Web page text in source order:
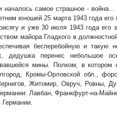
началось самое страшное -
юношей 25 марта 1943 года
и уже 30 июля 1943 года
майора Гладкого в
бесперебойную и
дедушка перенес небольшое
мины. Полком, в
Кромы-Орловской обл.,
Житомир, Овруч, Ровны,
Лавбан, Франкфурт-на-
Германии.